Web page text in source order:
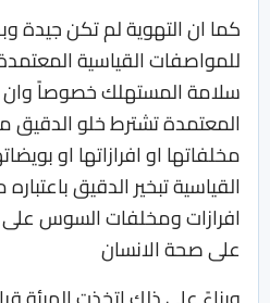
كما ان التهوية لم تكن جيدة
للمواصفات القياسية
سلامة المستهلك خصوصاً وان
المعتمدة تشترط خلو الدقيق
مخلفاتها او افرازاتها او
القياسية تبخير الدقيق
افرازات ومخلفات السوس
على صحة الانسان